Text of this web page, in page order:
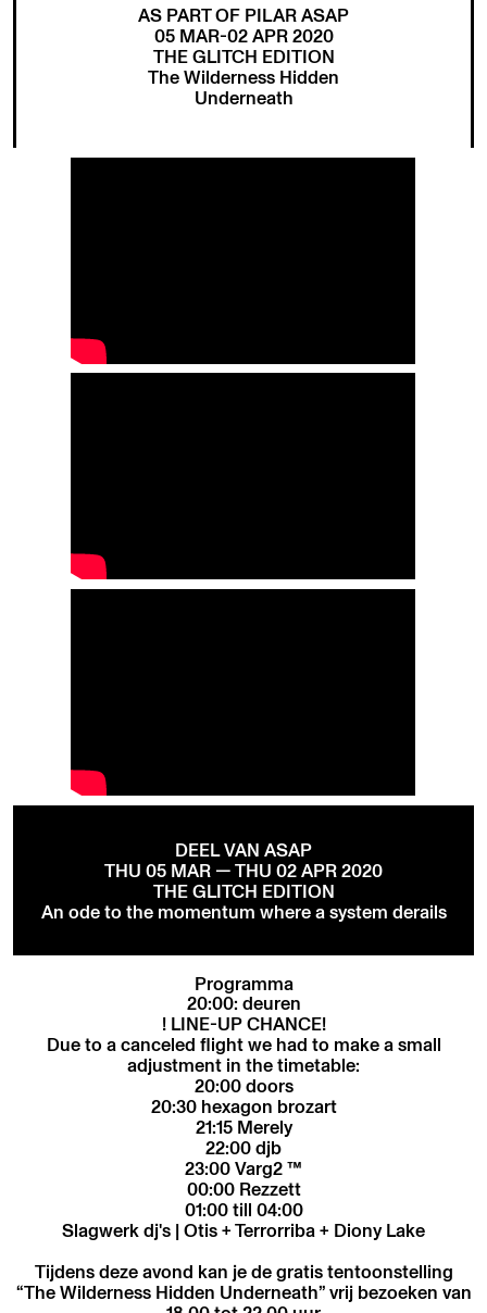
AS PART OF PILAR ASAP
05 MAR-02 APR 2020
THE GLITCH EDITION
The Wilderness Hidden
Underneath
DEEL VAN ASAP
THU 05 MAR — THU 02 APR 2020
THE GLITCH EDITION
An ode to the momentum where a system derails
Programma
20:00: deuren
! LINE-UP CHANCE!
Due to a canceled flight we had to make a small
adjustment in the timetable:
20:00 doors
20:30 hexagon brozart
21:15 Merely
22:00 djb
23:00 Varg2 ™
00:00 Rezzett
01:00 till 04:00
Slagwerk dj's | Otis + Terrorriba + Diony Lake
Tijdens deze avond kan je de gratis tentoonstelling
“The Wilderness Hidden Underneath” vrij bezoeken van